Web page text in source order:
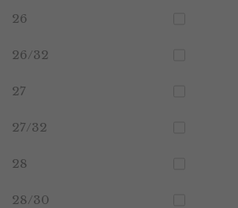
26
26/32
27
27/32
28
28/30